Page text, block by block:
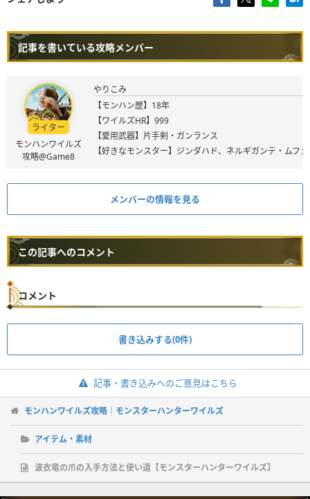
記事を書いている攻略メンバー
ライター
モンハンワイルズ
攻略@Game8
やりこみ
【モンハン歴】18年
【ワイルズHR】999
【愛用武器】片手剣・ガンランス
【好きなモンスター】ジンダハド、ネルギガンテ・ムフ
メンバーの情報を見る
この記事へのコメント
コメント
書き込みする(0件)
記事・書き込みへのご意見はこちら
モンハンワイルズ攻略｜モンスターハンターワイルズ
アイテム・素材
波衣竜の爪の入手方法と使い道【モンスターハンターワイルズ】